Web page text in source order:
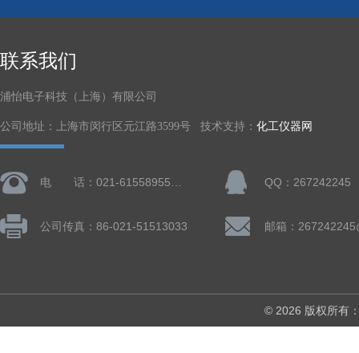
联系我们
浦怡电子科技（上海）有限公司
公司地址：上海市闵行区元江路3599号 技术支持： 化工仪器网
QQ：267242245
公司传真：86-021-51513033 邮箱：
© 2026 版权所有